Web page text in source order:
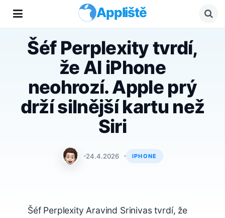
Appliště
Šéf Perplexity tvrdí,
že AI iPhone
neohrozí. Apple prý
drží silnější kartu než
Siri
Matyáš Kozák
24.4.2026 IPHONE
Šéf Perplexity Aravind Srinivas tvrdí, že